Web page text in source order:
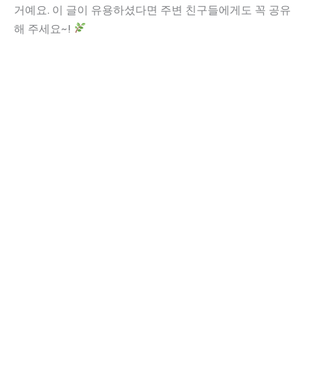
거예요. 이 글이 유용하셨다면 주변 친구들에게도 꼭 공유
해 주세요~!